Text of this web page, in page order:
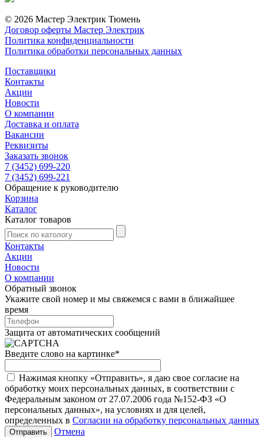
© 2026 Мастер Электрик Тюмень
Договор оферты Мастер Электрик
Политика конфиденциальности
Политика обработки персональных данных
Поставщики
Контакты
Акции
Новости
О компании
Доставка и оплата
Вакансии
Реквизиты
Заказать звонок
7 (3452) 699-220
7 (3452) 699-221
Обращение к руководителю
Корзина
Каталог
Каталог товаров
Контакты
Акции
Новости
О компании
Обратный звонок
Укажите свой номер и мы свяжемся с вами в ближайшее
время
Защита от автоматических сообщений
Введите слово на картинке*
Нажимая кнопку «Отправить», я даю свое согласие на
обработку моих персональных данных, в соответствии с
Федеральным законом от 27.07.2006 года №152-ФЗ «О
персональных данных», на условиях и для целей,
определенных в Согласии на обработку персональных данных
Отмена